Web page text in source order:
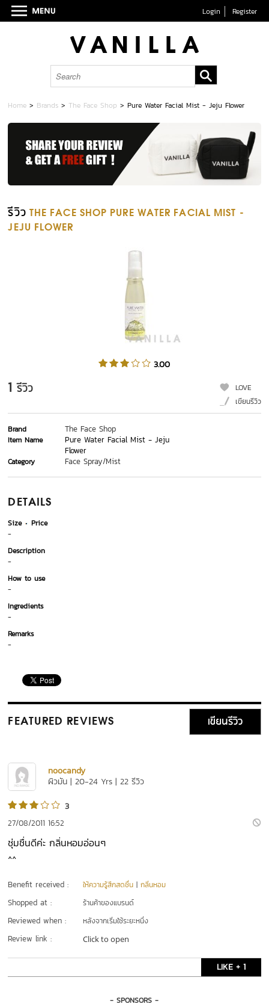
Login Register
Home > Brands >The Face Shop >Pure Water Facial Mist - Jeju Flower
รีวิว THE FACE SHOP PURE WATER FACIAL MIST -
JEJU FLOWER
3.00
1 รีวิว
LOVE
เขียนรีวิว
Brand The Face Shop
Item Name
Pure Water Facial Mist - Jeju
Flower
Category Face Spray/Mist
DETAILS
Size
Price
-
Description
-
How to use
-
Ingredients
-
Remarks
-
FEATURED REVIEWS เขียนรีวิว
noocandy
ผิวมัน | 20-24 Yrs | 22 รีวิว
3
27/08/2011 16:52
ชุ่มชื่นดีค่ะ กลิ่นหอมอ่อนๆ
^^
Benefit received : ให้ความรู้สึกสดชื่น |กลิ่นหอม
Shopped at : ร้านค้าของแบรนด์
Reviewed when : หลังจากเริ่มใช้ระยะหนึ่ง
Review link : Click to open
LIKE + 1
- SPONSORS -